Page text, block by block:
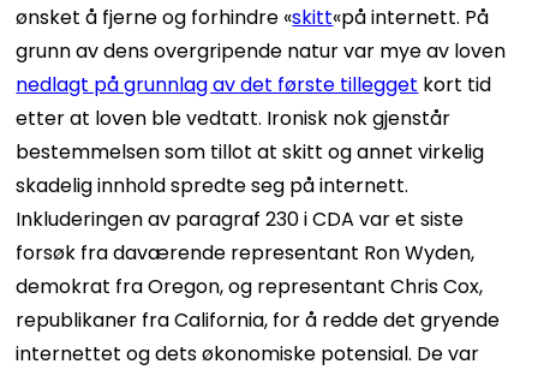
ønsket å fjerne og forhindre «skitt«på internett. På
grunn av dens overgripende natur var mye av loven
nedlagt på grunnlag av det første tillegget kort tid
etter at loven ble vedtatt. Ironisk nok gjenstår
bestemmelsen som tillot at skitt og annet virkelig
skadelig innhold spredte seg på internett.
Inkluderingen av paragraf 230 i CDA var et siste
forsøk fra daværende representant Ron Wyden,
demokrat fra Oregon, og representant Chris Cox,
republikaner fra California, for å redde det gryende
internettet og dets økonomiske potensial. De var